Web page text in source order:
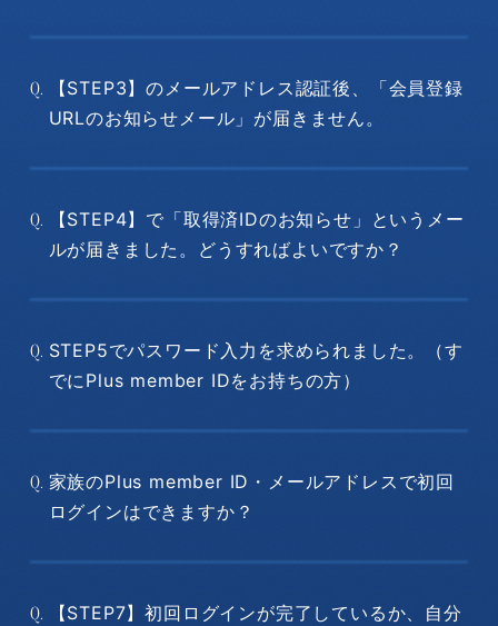
Q.
【STEP3】のメールアドレス認証後、「会員登録
URLのお知らせメール」が届きません。
Q.
【STEP4】で「取得済IDのお知らせ」というメー
ルが届きました。どうすればよいですか？
Q. STEP5でパスワード入力を求められました。（す
でにPlus member IDをお持ちの方）
Q. 家族のPlus member ID・メールアドレスで初回
ログインはできますか？
Q.
【STEP7】初回ログインが完了しているか、自分